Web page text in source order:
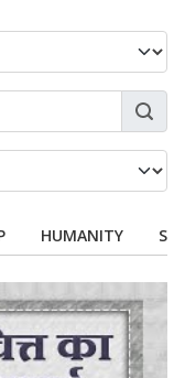
HUMANITY